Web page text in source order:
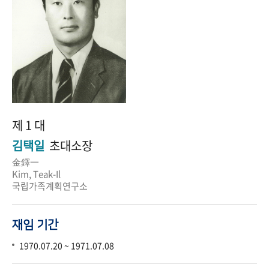
제 1 대
김택일 초대소장
金鐸一
Kim, Teak-Il
국립가족계획연구소
재임 기간
1970.07.20 ~ 1971.07.08